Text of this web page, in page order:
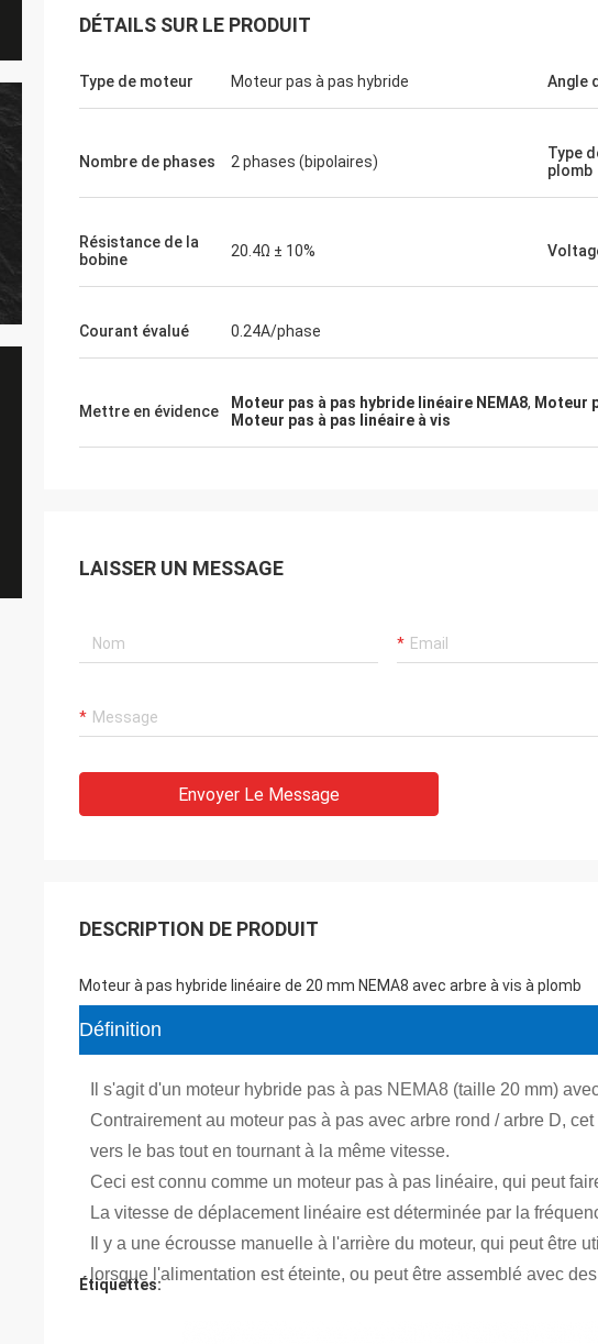
David Molevelt
Communication professionnelle et claire.
L'ordre a été embarqué à temps. Contre-
connecteurs où supplémentaire à
l'expédition. Travaux de conducteur
Limité privé de
rapidement et aide en prenant
décision de achat. Ils sont prêts
DÉTAILS SUR LE PRODUIT
Type de moteur Moteur pas à pas hybride Angle
Nombre de phases 2 phases (bipolaires)
Type
plomb
Résistance de la
bobine
20.4Ω ± 10%
Courant évalué 0.24A/phase
Mettre en évidence Moteur pas à pas hybride linéaire NEMA8, Moteur
Moteur pas à pas linéaire à vis
LAISSER UN MESSAGE
Envoyer Le Message
DESCRIPTION DE PRODUIT
Moteur à pas hybride linéaire de 20 mm NEMA8 avec arbre à vis à plomb
Définition
Il s'agit d'un moteur hybride pas à pas NEMA8 (taille 20 mm)
Contrairement au moteur pas à pas avec arbre rond / arbre D,
vers le bas tout en tournant à la même vitesse.
Ceci est connu comme un moteur pas à pas linéaire, qui peut
La vitesse de déplacement linéaire est déterminée par la
Il y a une écrousse manuelle à l'arrière du moteur, qui peut être
lorsque l'alimentation est éteinte, ou peut être assemblé avec
Étiquettes: